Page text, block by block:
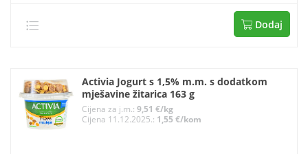
Dodaj
Activia Jogurt s 1,5% m.m. s dodatkom
mješavine žitarica 163 g
Cijena za j.m.:9,51 €/kg
Cijena 11.12.2025.: 1,55 €/kom